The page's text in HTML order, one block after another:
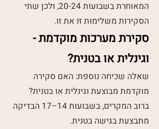
המאוחרת בשבועות 20-24, ולכן שתי
הסקירות משלימות זו את זו.
סקירת מערכות מוקדמת -
וגינלית או בטנית?
שאלה שכיחה נוספת: האם סקירה
מוקדמת מבוצעת וגינלית או בטנית?
ברוב המקרים, בשבועות 14–17 הבדיקה
מתבצעת בגישה בטנית.